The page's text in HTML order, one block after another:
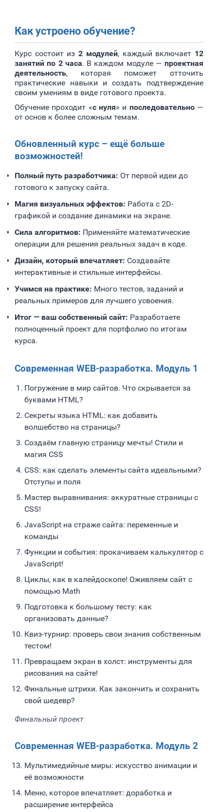
Как устроено обучение?
Курс состоит из2 модулей, каждый включает 12
занятий по 2 часа. В каждом модуле — проектная
деятельность, которая поможет отточить
практические навыки и создать подтверждение
своим умениям в виде готового проекта.
Обучение проходит «с нуля» и последовательно—
от основ к более сложным темам.
Обновленный курс – ещё больше
возможностей!
Полный путь разработчика: От первой идеи до
готового к запуску сайта.
Магия визуальных эффектов: Работа с 2D-
графикой и создание динамики на экране.
Сила алгоритмов: Применяйте математические
операции для решения реальных задач в коде.
Дизайн, который впечатляет: Создавайте
интерактивные и стильные интерфейсы.
Учимся на практике: Много тестов, заданий и
реальных примеров для лучшего усвоения.
Итог — ваш собственный сайт: Разработаете
полноценный проект для портфолио по итогам
курса.
Современная WEB-разработка. Модуль 1
Погружение в мир сайтов. Что скрывается за
буквами HTML?
Секреты языка HTML: как добавить
волшебство на страницы?
Создаём главную страницу мечты! Стили и
магия CSS
CSS: как сделать элементы сайта идеальными?
Отступы и поля
Мастер выравнивания: аккуратные страницы с
CSS!
JavaScript на страже сайта: переменные и
команды
Функции и события: прокачиваем калькулятор с
JavaScript!
Циклы, как в калейдоскопе! Оживляем сайт с
помощью Math
Подготовка к большому тесту: как
организовать данные?
Квиз-турнир: проверь свои знания собственным
тестом!
Превращаем экран в холст: инструменты для
рисования на сайте!
Финальные штрихи. Как закончить и сохранить
свой шедевр?
Финальный проект
Современная WEB-разработка. Модуль 2
Мультимедийные миры: искусство анимации и
её возможности
Меню, которое впечатляет: доработка и
расширение интерфейса